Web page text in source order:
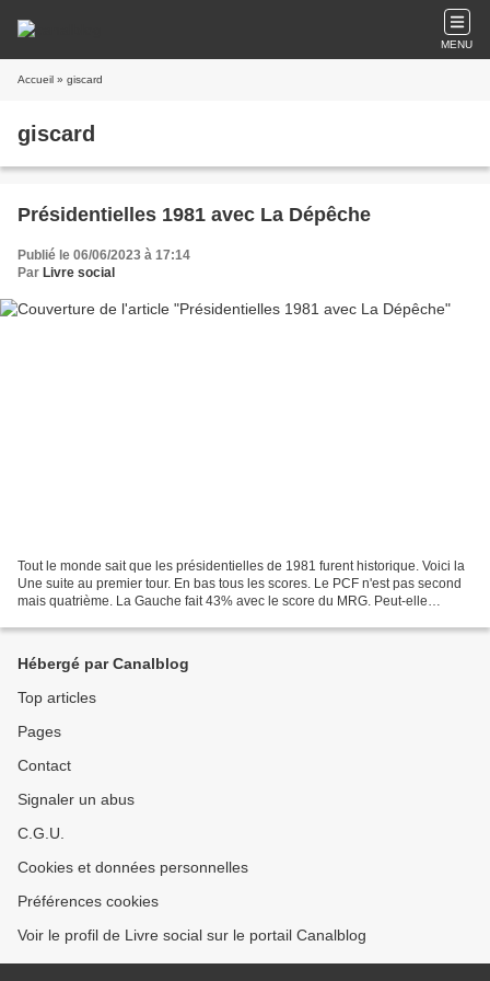
MENU
Accueil » giscard
giscard
Présidentielles 1981 avec La Dépêche
Publié le 06/06/2023 à 17:14
Par Livre social
Tout le monde sait que les présidentielles de 1981 furent historique. Voici la
Une suite au premier tour. En bas tous les scores. Le PCF n'est pas second
mais quatrième. La Gauche fait 43% avec le score du MRG. Peut-elle
Hébergé par Canalblog
Top articles
Pages
Contact
Signaler un abus
C.G.U.
Cookies et données personnelles
Préférences cookies
Voir le profil de Livre social sur le portail Canalblog